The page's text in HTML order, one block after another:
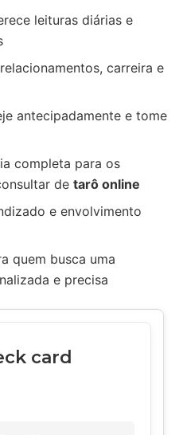
leituras diárias e
carreira e
antecipadamente e tome
completa para os
de tarô online
e envolvimento
quem busca uma
e precisa
card